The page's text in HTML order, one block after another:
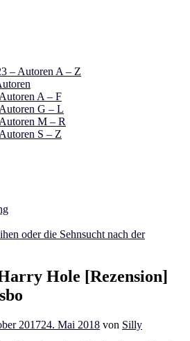
– Autoren A – Z
A – F
G – L
M – R
S – Z
oder die Sehnsucht nach der
Hole [Rezension]
201724. Mai 2018 von Silly